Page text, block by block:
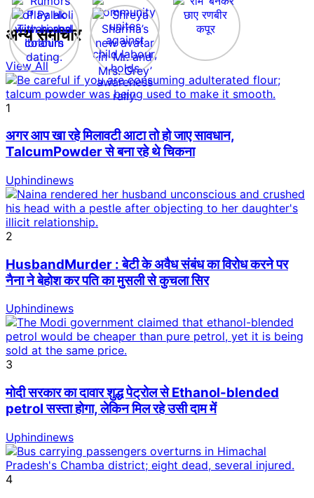
अन्य समाचार
View All
1
अगर आप खा रहे मिलावटी आटा तो हो जाए सावधान,
TalcumPowder से बना रहे थे चिकना
Uphindinews
2
HusbandMurder : बेटी के अवैध संबंध का विरोध करने पर
नैना ने बेहोश कर पति का मुसली से कुचला सिर
Uphindinews
3
मोदी सरकार का दावार शुद्ध पेट्रोल से Ethanol-blended
petrol सस्ता होगा, लेकिन मिल रहे उसी दाम में
Uphindinews
4